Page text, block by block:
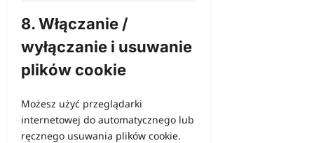
8. Włączanie /
wyłączanie i usuwanie
plików cookie
Możesz użyć przeglądarki
internetowej do automatycznego lub
ręcznego usuwania plików cookie.